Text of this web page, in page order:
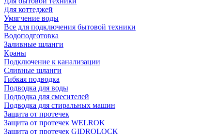
Для коттеджей
Умягчение воды
Все для подключения бытовой техники
Водоподготовка
Заливные шланги
Краны
Подключение к канализации
Сливные шланги
Гибкая подводка
Подводка для воды
Подводка для смесителей
Подводка для стиральных машин
Защита от протечек
Защита от протечек WELROK
Защита от протечек GIDROLOCK